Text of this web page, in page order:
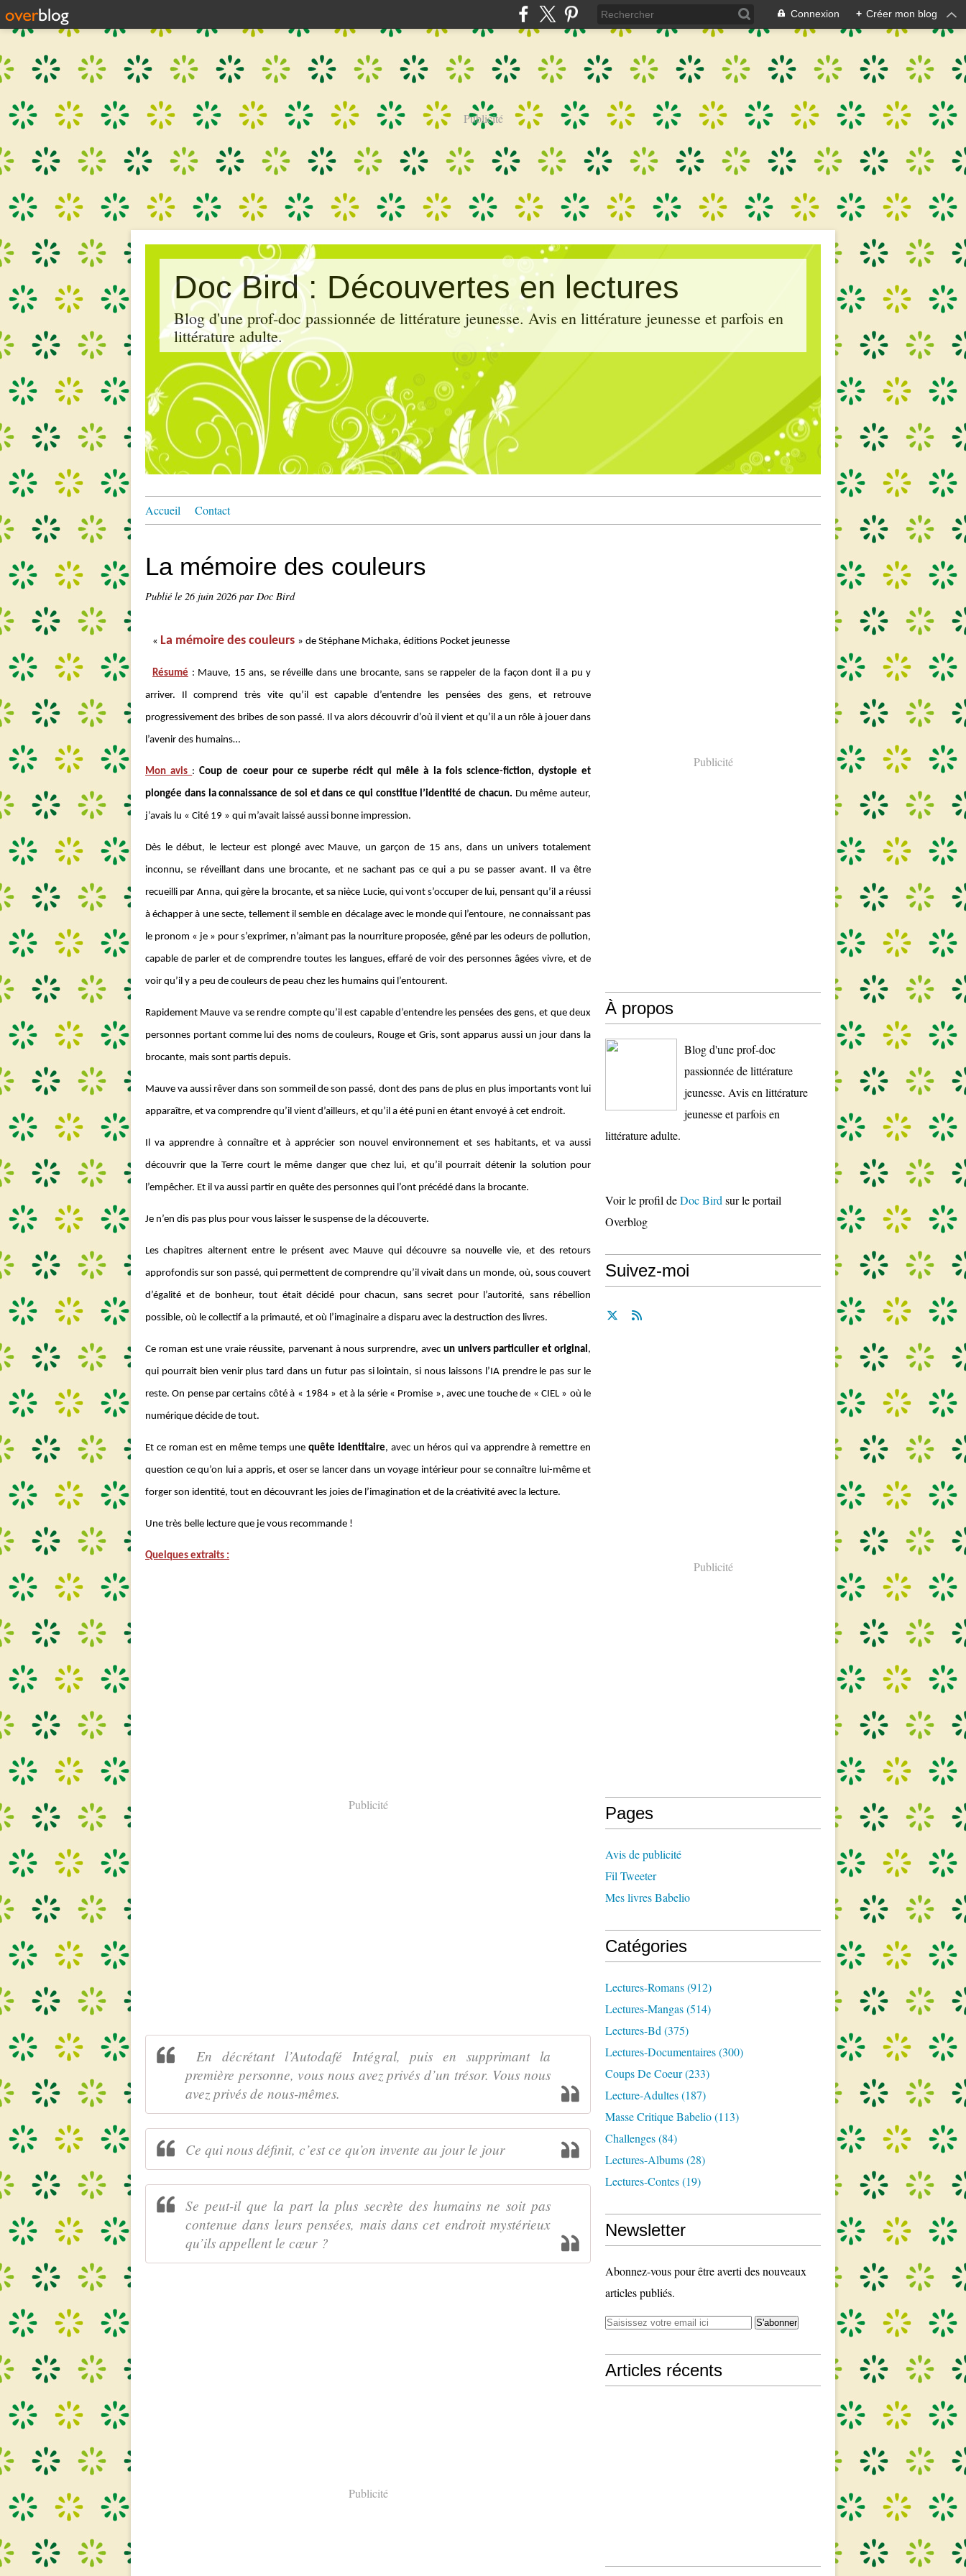
Connexion + Créer mon blog
Publicité
Doc Bird : Découvertes en lectures
Blog d'une prof-doc passionnée de littérature jeunesse. Avis en littérature jeunesse et parfois en
littérature adulte.
Accueil Contact
La mémoire des couleurs
Publié le 26 juin 2026par Doc Bird
« La mémoire des couleurs » de Stéphane Michaka, éditions Pocket jeunesse
Résumé : Mauve, 15 ans, se réveille dans une brocante, sans se rappeler de la façon dont il a pu y
arriver. Il comprend très vite qu’il est capable d’entendre les pensées des gens, et retrouve
progressivement des bribes de son passé. Il va alors découvrir d’où il vient et qu’il a un rôle à jouer dans
l’avenir des humains…
Mon avis :Coup de coeur pour ce superbe récit qui mêle à la fois science-fiction, dystopie et
plongée dans la connaissance de soi et dans ce qui constitue l’identité de chacun. Du même auteur,
j’avais lu « Cité 19 » qui m’avait laissé aussi bonne impression.
Dès le début, le lecteur est plongé avec Mauve, un garçon de 15 ans, dans un univers totalement
inconnu, se réveillant dans une brocante, et ne sachant pas ce qui a pu se passer avant. Il va être
recueilli par Anna, qui gère la brocante, et sa nièce Lucie, qui vont s’occuper de lui, pensant qu’il a réussi
à échapper à une secte, tellement il semble en décalage avec le monde qui l’entoure, ne connaissant pas
le pronom « je » pour s’exprimer, n’aimant pas la nourriture proposée, gêné par les odeurs de pollution,
capable de parler et de comprendre toutes les langues, effaré de voir des personnes âgées vivre, et de
voir qu’il y a peu de couleurs de peau chez les humains qui l’entourent.
Rapidement Mauve va se rendre compte qu’il est capable d’entendre les pensées des gens, et que deux
personnes portant comme lui des noms de couleurs, Rouge et Gris, sont apparus aussi un jour dans la
brocante, mais sont partis depuis.
Mauve va aussi rêver dans son sommeil de son passé, dont des pans de plus en plus importants vont lui
apparaître, et va comprendre qu’il vient d’ailleurs, et qu’il a été puni en étant envoyé à cet endroit.
Il va apprendre à connaître et à apprécier son nouvel environnement et ses habitants, et va aussi
découvrir que la Terre court le même danger que chez lui, et qu’il pourrait détenir la solution pour
l’empêcher. Et il va aussi partir en quête des personnes qui l’ont précédé dans la brocante.
Je n’en dis pas plus pour vous laisser le suspense de la découverte.
Les chapitres alternent entre le présent avec Mauve qui découvre sa nouvelle vie, et des retours
approfondis sur son passé, qui permettent de comprendre qu’il vivait dans un monde, où, sous couvert
d’égalité et de bonheur, tout était décidé pour chacun, sans secret pour l’autorité, sans rébellion
possible, où le collectif a la primauté, et où l’imaginaire a disparu avec la destruction des livres.
Ce roman est une vraie réussite, parvenant à nous surprendre, avec un univers particulier et original,
qui pourrait bien venir plus tard dans un futur pas si lointain, si nous laissons l’IA prendre le pas sur le
reste. On pense par certains côté à « 1984 » et à la série « Promise », avec une touche de « CIEL » où le
numérique décide de tout.
Et ce roman est en même temps unequête identitaire, avec un héros qui va apprendre à remettre en
question ce qu’on lui a appris, et oser se lancer dans un voyage intérieur pour se connaître lui-même et
forger son identité, tout en découvrant les joies de l’imagination et de la créativité avec la lecture.
Une très belle lecture que je vous recommande !
Quelques extraits :
Publicité
En décrétant l’Autodafé Intégral, puis en supprimant la
première personne, vous nous avez privés d’un trésor. Vous nous
avez privés de nous-mêmes.
Ce qui nous définit, c’est ce qu’on invente au jour le jour
Se peut-il que la part la plus secrète des humains ne soit pas
contenue dans leurs pensées, mais dans cet endroit mystérieux
qu’ils appellent le cœur ?
Publicité
Publicité
À propos
Blog d'une prof-doc
passionnée de littérature
jeunesse. Avis en littérature
jeunesse et parfois en
littérature adulte.
Voir le profil deDoc Bird sur le portail
Overblog
Suivez-moi
Publicité
Pages
Avis de publicité
Fil Tweeter
Mes livres Babelio
Catégories
Lectures-Romans(912)
Lectures-Mangas(514)
Lectures-Bd (375)
Lectures-Documentaires(300)
Coups De Coeur(233)
Lecture-Adultes(187)
Masse Critique Babelio(113)
Challenges(84)
Lectures-Albums(28)
Lectures-Contes(19)
Newsletter
Abonnez-vous pour être averti des nouveaux
articles publiés.
Articles récents